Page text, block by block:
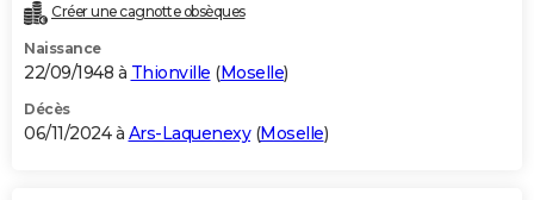
Créer une cagnotte obsèques
Naissance
22/09/1948 à Thionville (Moselle)
Décès
06/11/2024 à Ars-Laquenexy(Moselle)